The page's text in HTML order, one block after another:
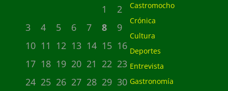
1
2
3
4 5 6 7 8
9
10 11 12 13 14 15 16
17 18 19 20 21 22 23
24 25 26 27 28 29 30
Castromocho
Crónica
Cultura
Deportes
Entrevista
Gastronomía